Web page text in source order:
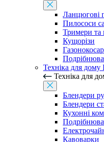
Ланцюгові
Пилососи
Тримери та
Кущорізи
Техніка для
Техніка для
Блендери
Блендери
Кухонні
Кавоварки